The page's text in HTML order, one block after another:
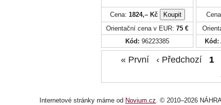
Cena: 1824,– Kč
Orientační cena v EUR: 75 €
Kód: 96223385
Kód:
« První ‹ Předchozí 1
Internetové stránky máme od Novium.cz. © 2010–2026